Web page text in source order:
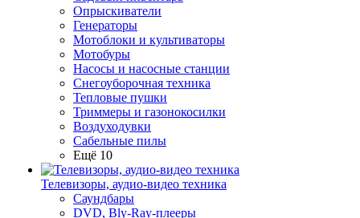
Опрыскиватели
Генераторы
Мотоблоки и культиваторы
Мотобуры
Насосы и насосные станции
Снегоуборочная техника
Тепловые пушки
Триммеры и газонокосилки
Воздуходувки
Сабельные пилы
Ещё 10
Телевизоры, аудио-видео техника
Саундбары
DVD, Bly-Ray-плееры